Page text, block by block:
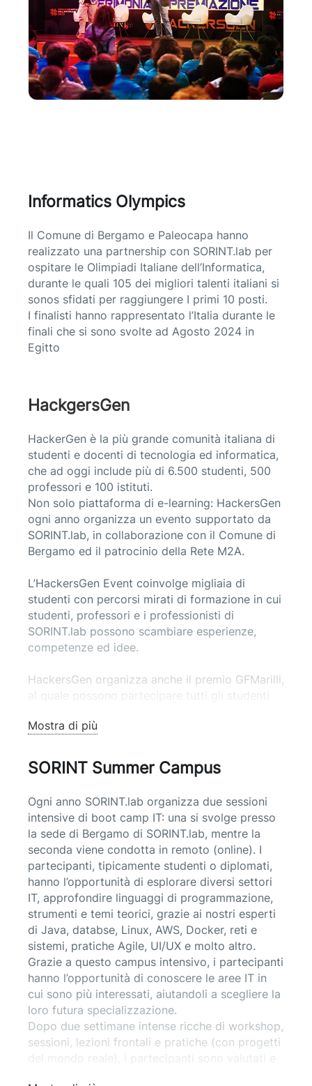
Informatics Olympics
Il Comune di Bergamo e Paleocapa hanno
realizzato una partnership con SORINT.lab per
ospitare le Olimpiadi Italiane dell’Informatica,
durante le quali 105 dei migliori talenti italiani si
sonos sfidati per raggiungere I primi 10 posti.
I finalisti hanno rappresentato l’Italia durante le
finali che si sono svolte ad Agosto 2024 in
Egitto
HackgersGen
HackerGen è la più grande comunità italiana di
studenti e docenti di tecnologia ed informatica,
che ad oggi include più di 6.500 studenti, 500
professori e 100 istituti.
Non solo piattaforma di e-learning: HackersGen
ogni anno organizza un evento supportato da
SORINT.lab, in collaborazione con il Comune di
Bergamo ed il patrocinio della Rete M2A.
L’HackersGen Event coinvolge migliaia di
studenti con percorsi mirati di formazione in cui
studenti, professori e i professionisti di
SORINT.lab possono scambiare esperienze,
competenze ed idee.
HackersGen organizza anche il premio GFMarilli,
al quale possono partecipare tutti gli studenti
(ottava) sono stati più di 70 i progetti in
Mostra di più
SORINT Summer Campus
Ogni anno SORINT.lab organizza due sessioni
intensive di boot camp IT: una si svolge presso
la sede di Bergamo di SORINT.lab, mentre la
seconda viene condotta in remoto (online). I
partecipanti, tipicamente studenti o diplomati,
hanno l’opportunità di esplorare diversi settori
IT, approfondire linguaggi di programmazione,
strumenti e temi teorici, grazie ai nostri esperti
di Java, databse, Linux, AWS, Docker, reti e
sistemi, pratiche Agile, UI/UX e molto altro.
Grazie a questo campus intensivo, i partecipanti
hanno l’opportunità di conoscere le aree IT in
cui sono più interessati, aiutandoli a scegliere la
loro futura specializzazione.
Dopo due settimane intense ricche di workshop,
sessioni, lezioni frontali e pratiche (con progetti
del mondo reale), i partecipanti sono valutati e